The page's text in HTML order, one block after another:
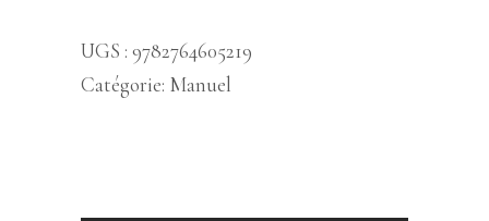
UGS : 9782764605219
Catégorie: Manuel